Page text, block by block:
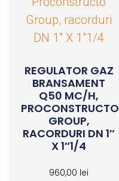
REGULATOR GAZ
BRANSAMENT
Q50 MC/H,
PROCONSTRUCTO
GROUP,
RACORDURI DN 1″
X 1″1/4
960,00 lei